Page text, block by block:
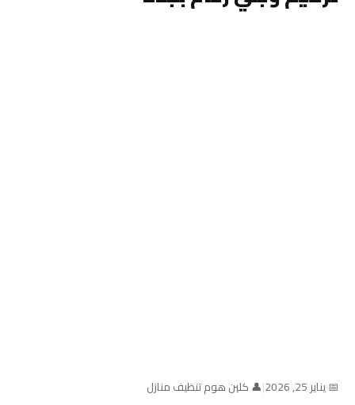
📅 يناير 25, 2026 |👤 كلين هوم تنظيف منازل